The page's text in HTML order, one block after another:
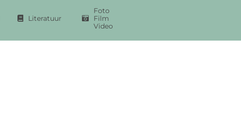
Literatuur
Foto
Film
Video